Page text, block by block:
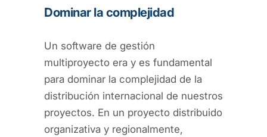
Dominar la complejidad
Un software de gestión
multiproyecto era y es fundamental
para dominar la complejidad de la
distribución internacional de nuestros
proyectos. En un proyecto distribuido
organizativa y regionalmente,